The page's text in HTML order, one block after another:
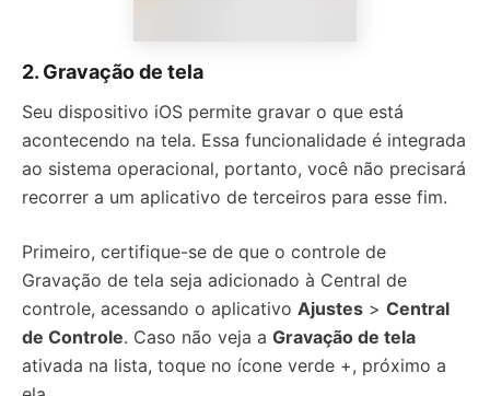
2. Gravação de tela
Seu dispositivo iOS permite gravar o que está
acontecendo na tela. Essa funcionalidade é integrada
ao sistema operacional, portanto, você não precisará
recorrer a um aplicativo de terceiros para esse fim.
Primeiro, certifique-se de que o controle de
Gravação de tela seja adicionado à Central de
controle, acessando o aplicativo Ajustes > Central
de Controle. Caso não veja a Gravação de tela
ativada na lista, toque no ícone verde +, próximo a